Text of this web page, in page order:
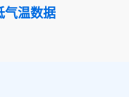
气温数据